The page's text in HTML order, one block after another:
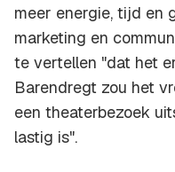
meer energie, tijd en
marketing en
te vertellen "dat het
Barendregt zou het
een theaterbezoek
lastig is".